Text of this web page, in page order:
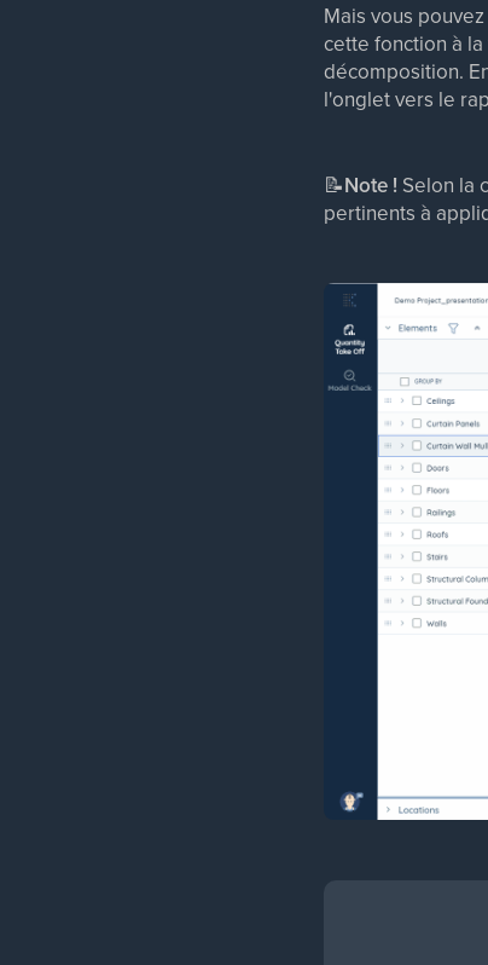
Mais vous
cette fonction à
décomposition.
l'onglet vers le
📝Note ! Selon la
pertinents à